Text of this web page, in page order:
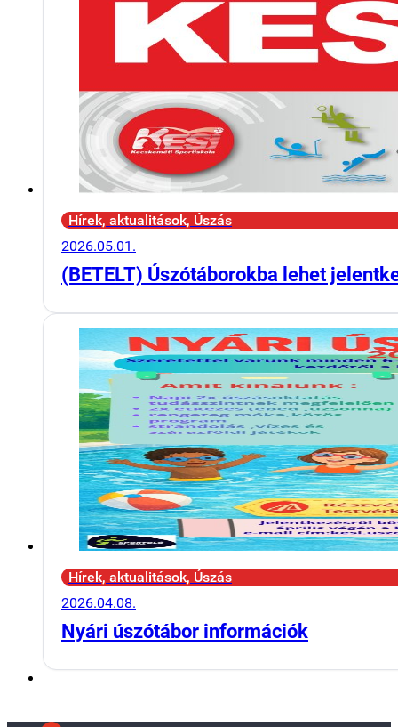
Hírek, aktualitások, Úszás
2026.05.01.
(BETELT) Úszótáborokba lehet
Hírek, aktualitások, Úszás
2026.04.08.
Nyári úszótábor információk